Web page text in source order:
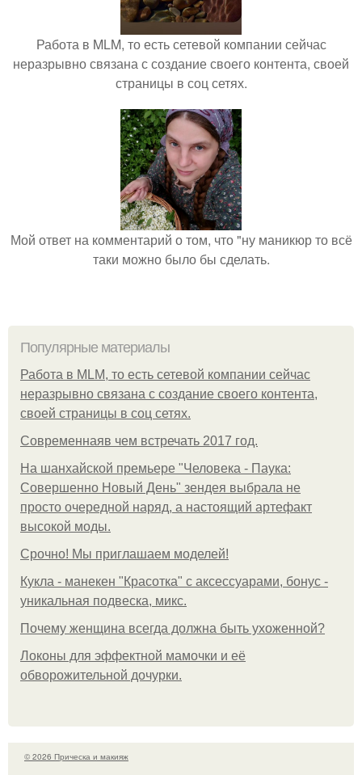
Работа в MLM, то есть сетевой компании сейчас
неразрывно связана с создание своего контента, своей
страницы в соц сетях.
Мой ответ на комментарий о том, что "ну маникюр то всё
таки можно было бы сделать.
Популярные материалы
Работа в MLM, то есть сетевой компании сейчас
неразрывно связана с создание своего контента,
своей страницы в соц сетях.
Современнаяв чем встречать 2017 год.
На шанхайской премьере "Человека - Паука:
Совершенно Новый День" зендея выбрала не
просто очередной наряд, а настоящий артефакт
высокой моды.
Срочно! Мы приглашаем моделей!
Кукла - манекен "Красотка" с аксессуарами, бонус -
уникальная подвеска, микс.
Почему женщина всегда должна быть ухоженной?
Локоны для эффектной мамочки и её
обворожительной дочурки.
© 2026 Прическа и макияж